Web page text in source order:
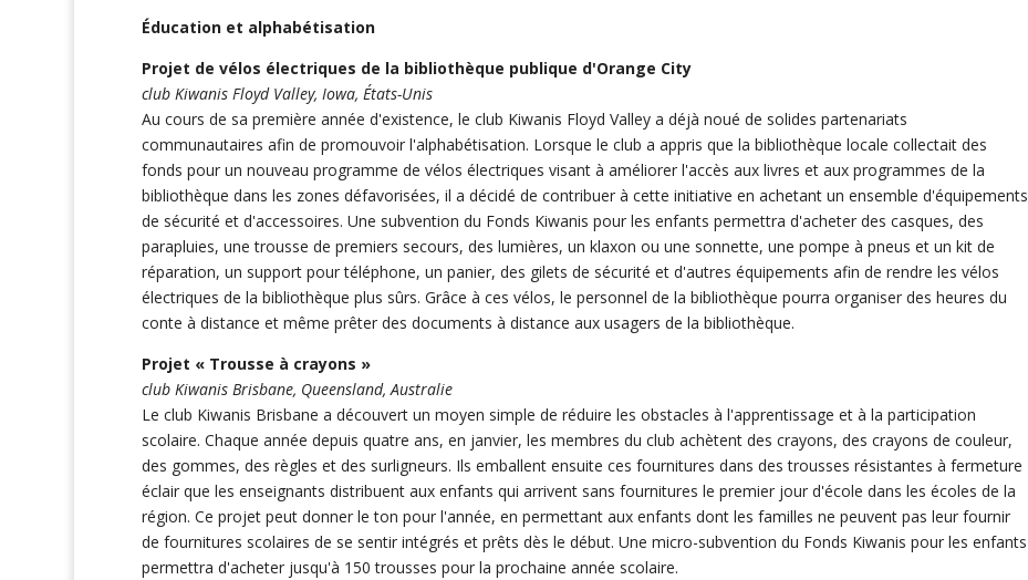
Éducation et alphabétisation
Projet de vélos électriques de la bibliothèque publique d'Orange City
club Kiwanis Floyd Valley, Iowa, États-Unis
Au cours de sa première année d'existence, le club Kiwanis Floyd Valley a déjà noué de solides partenariats
communautaires afin de promouvoir l'alphabétisation. Lorsque le club a appris que la bibliothèque locale collectait des
fonds pour un nouveau programme de vélos électriques visant à améliorer l'accès aux livres et aux programmes de la
bibliothèque dans les zones défavorisées, il a décidé de contribuer à cette initiative en achetant un ensemble d'équipements
de sécurité et d'accessoires. Une subvention du Fonds Kiwanis pour les enfants permettra d'acheter des casques, des
parapluies, une trousse de premiers secours, des lumières, un klaxon ou une sonnette, une pompe à pneus et un kit de
réparation, un support pour téléphone, un panier, des gilets de sécurité et d'autres équipements afin de rendre les vélos
électriques de la bibliothèque plus sûrs. Grâce à ces vélos, le personnel de la bibliothèque pourra organiser des heures du
conte à distance et même prêter des documents à distance aux usagers de la bibliothèque.
Projet « Trousse à crayons »
club Kiwanis Brisbane, Queensland, Australie
Le club Kiwanis Brisbane a découvert un moyen simple de réduire les obstacles à l'apprentissage et à la participation
scolaire. Chaque année depuis quatre ans, en janvier, les membres du club achètent des crayons, des crayons de couleur,
des gommes, des règles et des surligneurs. Ils emballent ensuite ces fournitures dans des trousses résistantes à fermeture
éclair que les enseignants distribuent aux enfants qui arrivent sans fournitures le premier jour d'école dans les écoles de la
région. Ce projet peut donner le ton pour l'année, en permettant aux enfants dont les familles ne peuvent pas leur fournir
de fournitures scolaires de se sentir intégrés et prêts dès le début. Une micro-subvention du Fonds Kiwanis pour les enfants
permettra d'acheter jusqu'à 150 trousses pour la prochaine année scolaire.